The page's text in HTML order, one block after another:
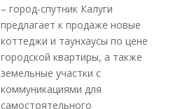
– город-спутник Калуги
предлагает к продаже новые
коттеджи и таунхаусы по цене
городской квартиры, а также
земельные участки с
коммуникациями для
самостоятельного